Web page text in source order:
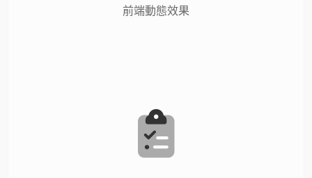
前端動態效果